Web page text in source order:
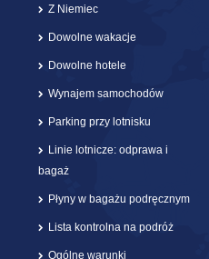
Z Niemiec
Dowolne wakacje
Dowolne hotele
Wynajem samochodów
Parking przy lotnisku
Linie lotnicze: odprawa i
bagaż
Płyny w bagażu podręcznym
Lista kontrolna na podróż
Ogólne warunki